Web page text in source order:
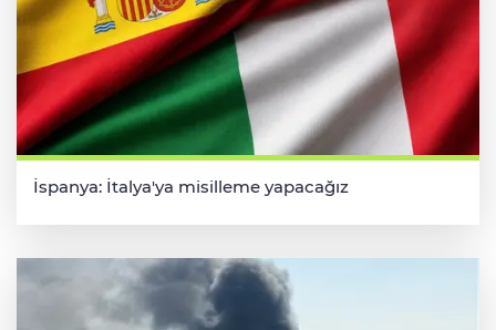
İspanya: İtalya'ya misilleme yapacağız